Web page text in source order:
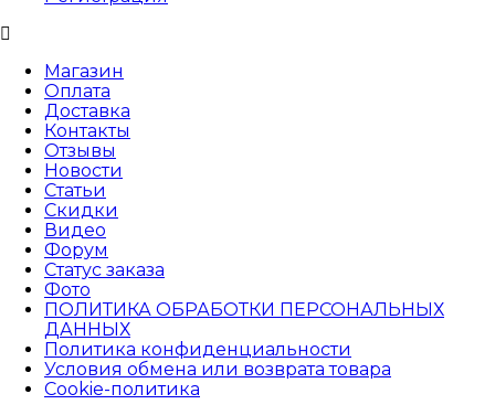
Магазин
Оплата
Доставка
Контакты
Отзывы
Новости
Статьи
Скидки
Видео
Форум
Статус заказа
Фото
ПОЛИТИКА ОБРАБОТКИ ПЕРСОНАЛЬНЫХ
ДАННЫХ​
Политика конфиденциальности
Условия обмена или возврата товара
Cookie-политика